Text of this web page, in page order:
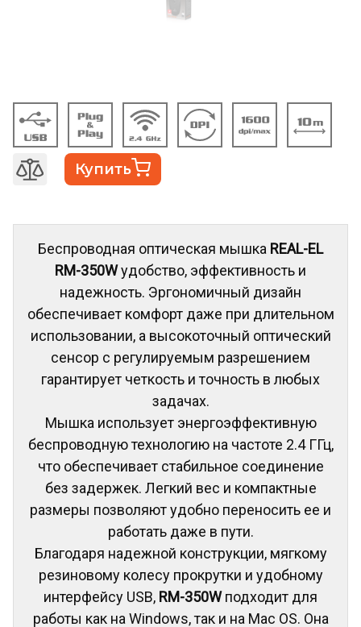
Купить
Беспроводная оптическая мышка REAL-EL
RM-350Wудобство, эффективность и
надежность. Эргономичный дизайн
обеспечивает комфорт даже при длительном
использовании, а высокоточный оптический
сенсор с регулируемым разрешением
гарантирует четкость и точность в любых
задачах.
Мышка использует энергоэффективную
беспроводную технологию на частоте 2.4 ГГц,
что обеспечивает стабильное соединение
без задержек. Легкий вес и компактные
размеры позволяют удобно переносить ee и
работать даже в пути.
Благодаря надежной конструкции, мягкому
резиновому колесу прокрутки и удобному
интерфейсу USB, RM-350Wподходит для
работы как на Windows, так и на Mac OS. Она